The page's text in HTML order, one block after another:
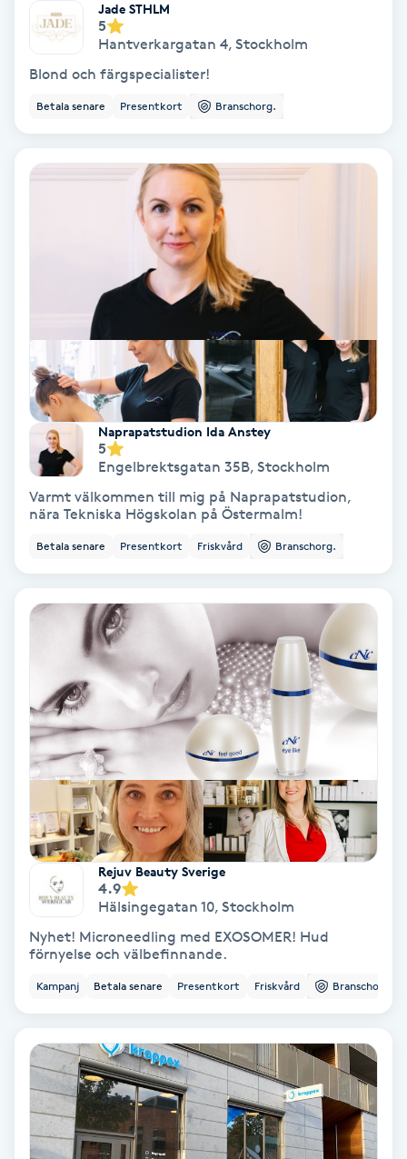
Hot Stone Massage
Hot yoga
Hudföryngring
Hyperhidros
Hypnos
Hårborttagning
Hårbottenbehandling
Hårförlängning
Hälsprickor
Idrottsmassage
IPL
IPL hårborttagning
IR-massage
Japansk massage
K18
Katun fransar
Jade STHLM
5
Hantverkargatan 4, Stockholm
Blond och färgspecialister!
Betala senare Presentkort Branschorg.
Naprapatstudion Ida Anstey
5
Engelbrektsgatan 35B, Stockholm
Varmt välkommen till mig på Naprapatstudion,
nära Tekniska Högskolan på Östermalm!
Betala senare Presentkort Friskvård Branschorg.
Rejuv Beauty Sverige
4.9
Hälsingegatan 10, Stockholm
Nyhet! Microneedling med EXOSOMER! Hud
förnyelse och välbefinnande.
Kampanj Betala senare Presentkort Friskvård Branschorg.